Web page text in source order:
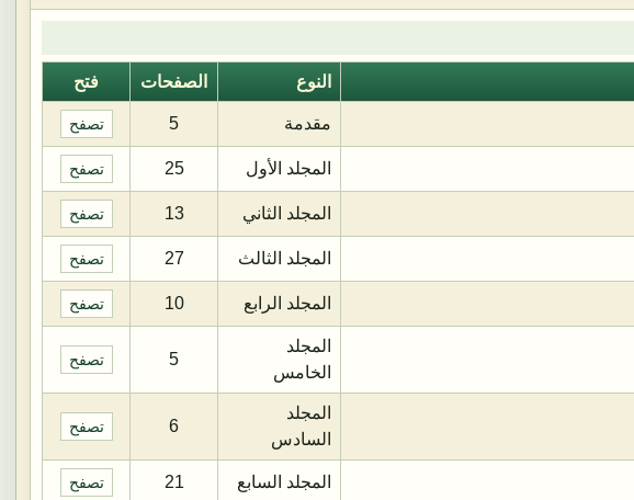
النوع الصفحات فتح
مقدمة 5 تصفح
المجلد الأول 25 تصفح
المجلد الثاني 13 تصفح
المجلد الثالث 27 تصفح
المجلد الرابع 10 تصفح
المجلد
الخامس
5 تصفح
المجلد
السادس
6 تصفح
المجلد السابع 21 تصفح